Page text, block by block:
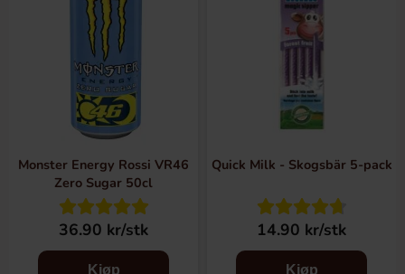
Monster Energy Rossi VR46
Zero Sugar 50cl
36.90 kr/stk
Kjøp
Quick Milk - Skogsbär 5-pack
14.90 kr/stk
Kjøp